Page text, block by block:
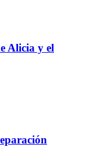
Alicia y el